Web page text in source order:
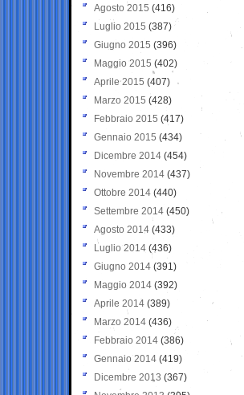
Agosto 2015 (416)
Luglio 2015 (387)
Giugno 2015 (396)
Maggio 2015 (402)
Aprile 2015 (407)
Marzo 2015 (428)
Febbraio 2015 (417)
Gennaio 2015 (434)
Dicembre 2014 (454)
Novembre 2014 (437)
Ottobre 2014 (440)
Settembre 2014 (450)
Agosto 2014 (433)
Luglio 2014 (436)
Giugno 2014 (391)
Maggio 2014 (392)
Aprile 2014 (389)
Marzo 2014 (436)
Febbraio 2014 (386)
Gennaio 2014 (419)
Dicembre 2013 (367)